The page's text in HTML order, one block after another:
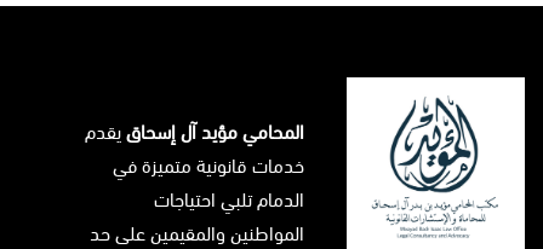
المحامي مؤيد آل إسحاقيقدم
خدمات قانونية متميزة في
الدمام تلبي احتياجات
المواطنين والمقيمين على حد